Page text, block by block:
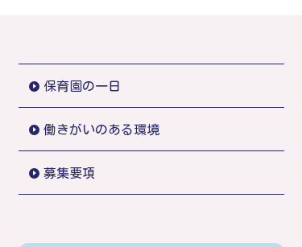
保育園の一日
働きがいのある環境
募集要項